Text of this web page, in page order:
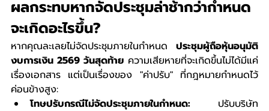
ผลกระทบหากจัดประชุมล่าช้ากว่ากำหนด
จะเกิดอะไรขึ้น?
หากคุณละเลยไม่จัดประชุมภายในกำหนด ประชุมผู้ถือหุ้นอนุมัติ
งบการเงิน 2569 วันสุดท้าย ความเสียหายที่จะเกิดขึ้นไม่ได้มีแค่
เรื่องเอกสาร แต่เป็นเรื่องของ "ค่าปรับ" ที่กฎหมายกำหนดไว้
ค่อนข้างสูง:
โทษปรับกรณีไม่จัดประชุมภายในกำหนด: ปรับบริษัท